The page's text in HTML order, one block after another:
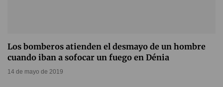
Los bomberos atienden el desmayo de un hombre
cuando iban a sofocar un fuego en Dénia
14 de mayo de 2019